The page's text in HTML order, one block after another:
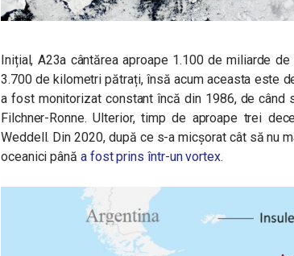
Inițial, A23a cântărea aproape 1.100 de miliarde
3.700 de kilometri pătrați, însă acum aceasta este
a fost monitorizat constant încă din 1986, de când
Filchner-Ronne. Ulterior, timp de aproape trei
Weddell. Din 2020, după ce s-a micșorat cât să nu
oceanici până a fost prins într-un vortex.